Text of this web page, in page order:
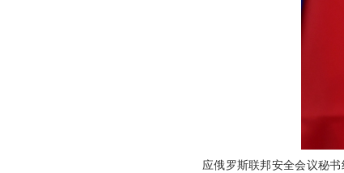
应俄罗斯联邦安全会议秘